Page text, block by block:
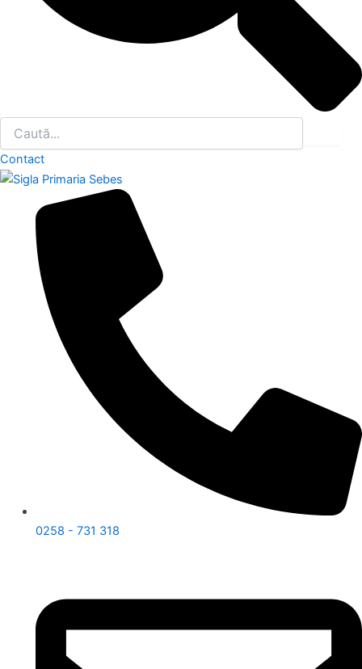
Contact
0258 - 731 318